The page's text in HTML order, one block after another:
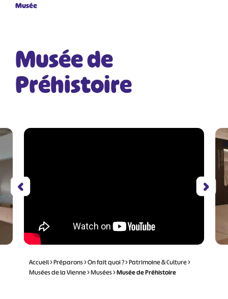
Musée
Musée de
Préhistoire
Accueil>Préparons>On fait quoi ?>Patrimoine & Culture>
Musées de la Vienne>Musées>Musée de Préhistoire